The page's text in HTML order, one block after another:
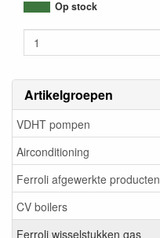
Artikelgroepen
VDHT pompen
Airconditioning
Ferroli afgewerkte producten
CV boilers
Ferroli wisselstukken gas
Op stock